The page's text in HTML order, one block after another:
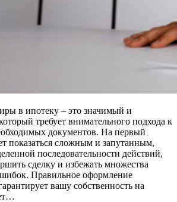
в ипотеку – это значимый и
требует внимательного подхода к
документов. На первый
показаться сложным и запутанным,
последовательности действий,
сделку и избежать множества
Правильное оформление
вашу собственность на